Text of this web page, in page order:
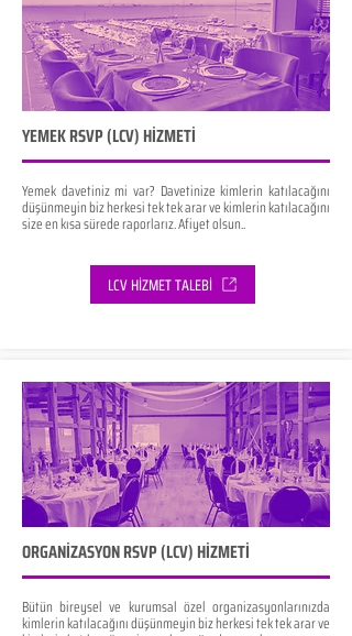
YEMEK RSVP (LCV) HİZMETİ
Yemek davetiniz mi var? Davetinize kimlerin katılacağını
düşünmeyin biz herkesi tek tek arar ve kimlerin katılacağını
size en kısa sürede raporlarız. Afiyet olsun..
LCV HİZMET TALEBİ
ORGANİZASYON RSVP (LCV) HİZMETİ
Bütün bireysel ve kurumsal özel organizasyonlarınızda
kimlerin katılacağını düşünmeyin biz herkesi tek tek arar ve